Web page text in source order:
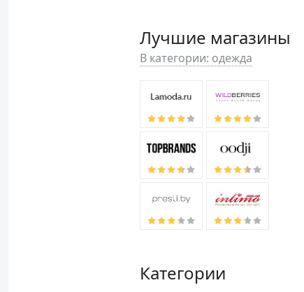
Лучшие магазины
В категории: одежда
Категории